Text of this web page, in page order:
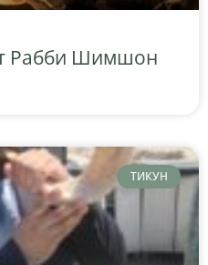
Рабби Шимшон
ТИКУН